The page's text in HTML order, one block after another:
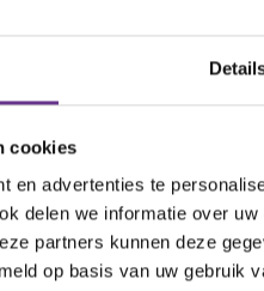
cookies
en advertenties te
delen we informatie over
partners kunnen deze
op basis van uw gebruik
Wij vinden het
je nodig hebt. Of
dan houden we
blijft natuurlijk tussen